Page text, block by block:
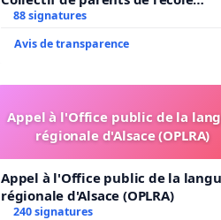
amplifiées.
itinéraire, que j’ai payées
qui m’obligera à
20 ans en arrière
village, embouteillages,
Simone Veil
88 signatures
Avis de transparence
Appel à l'Office public de la
régionale d'Alsace (OPLRA)
Appel à l'Office public de la
régionale d'Alsace (OPLRA)
240 signatures